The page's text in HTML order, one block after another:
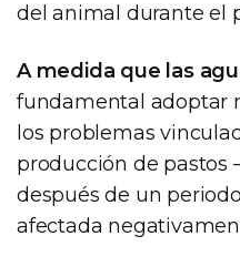
del animal durante el
A medida que las
fundamental adoptar
los problemas
producción de pastos
después de un
afectada